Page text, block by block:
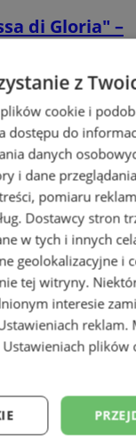
di Gloria" –
w
z
cookie i
dostępu do
danych
i dane
pomiaru
Dostawcy stron
w tych i innych
geolokalizacyjne i
tej witryny.
interesie
reklam.
Ustawieniach plików